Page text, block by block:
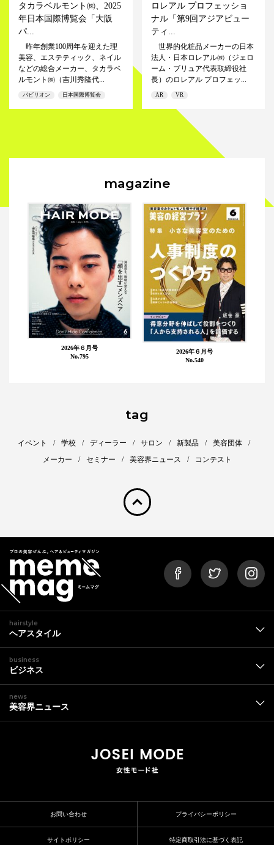
タカラベルモント㈱、2025
年日本国際博覧会「大阪
パ...
昨年創業100周年を迎えた理
美容、エステティック、ネイル
などの総合メーカー、タカラベ
ルモント㈱（吉川秀隆代...
パビリオン 日本国際博覧会
ロレアル プロフェッショ
ナル「第9回アジアビュー
ティ...
世界的化粧品メーカーの日本
法人・日本ロレアル㈱（ジェロ
ーム・ブリュア代表取締役社
長）のロレアル プロフェッ...
AR VR
magazine
2026年６月号
No.795
2026年６月号
No.540
tag
イベント 学校 ディーラー サロン 新製品
美容団体
メーカー
セミナー 美容界ニュース コンテスト
pagetop
hairstyle
ヘアスタイル
business
ビジネス
news
美容界ニュース
お問い合わせ プライバシーポリシー
サイトポリシー 特定商取引法に基づく表記